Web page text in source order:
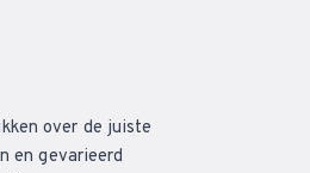
over de juiste
en gevarieerd